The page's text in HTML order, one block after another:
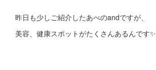
昨日も少しご紹介したあべのandですが、
美容、健康スポットがたくさんあるんです✨